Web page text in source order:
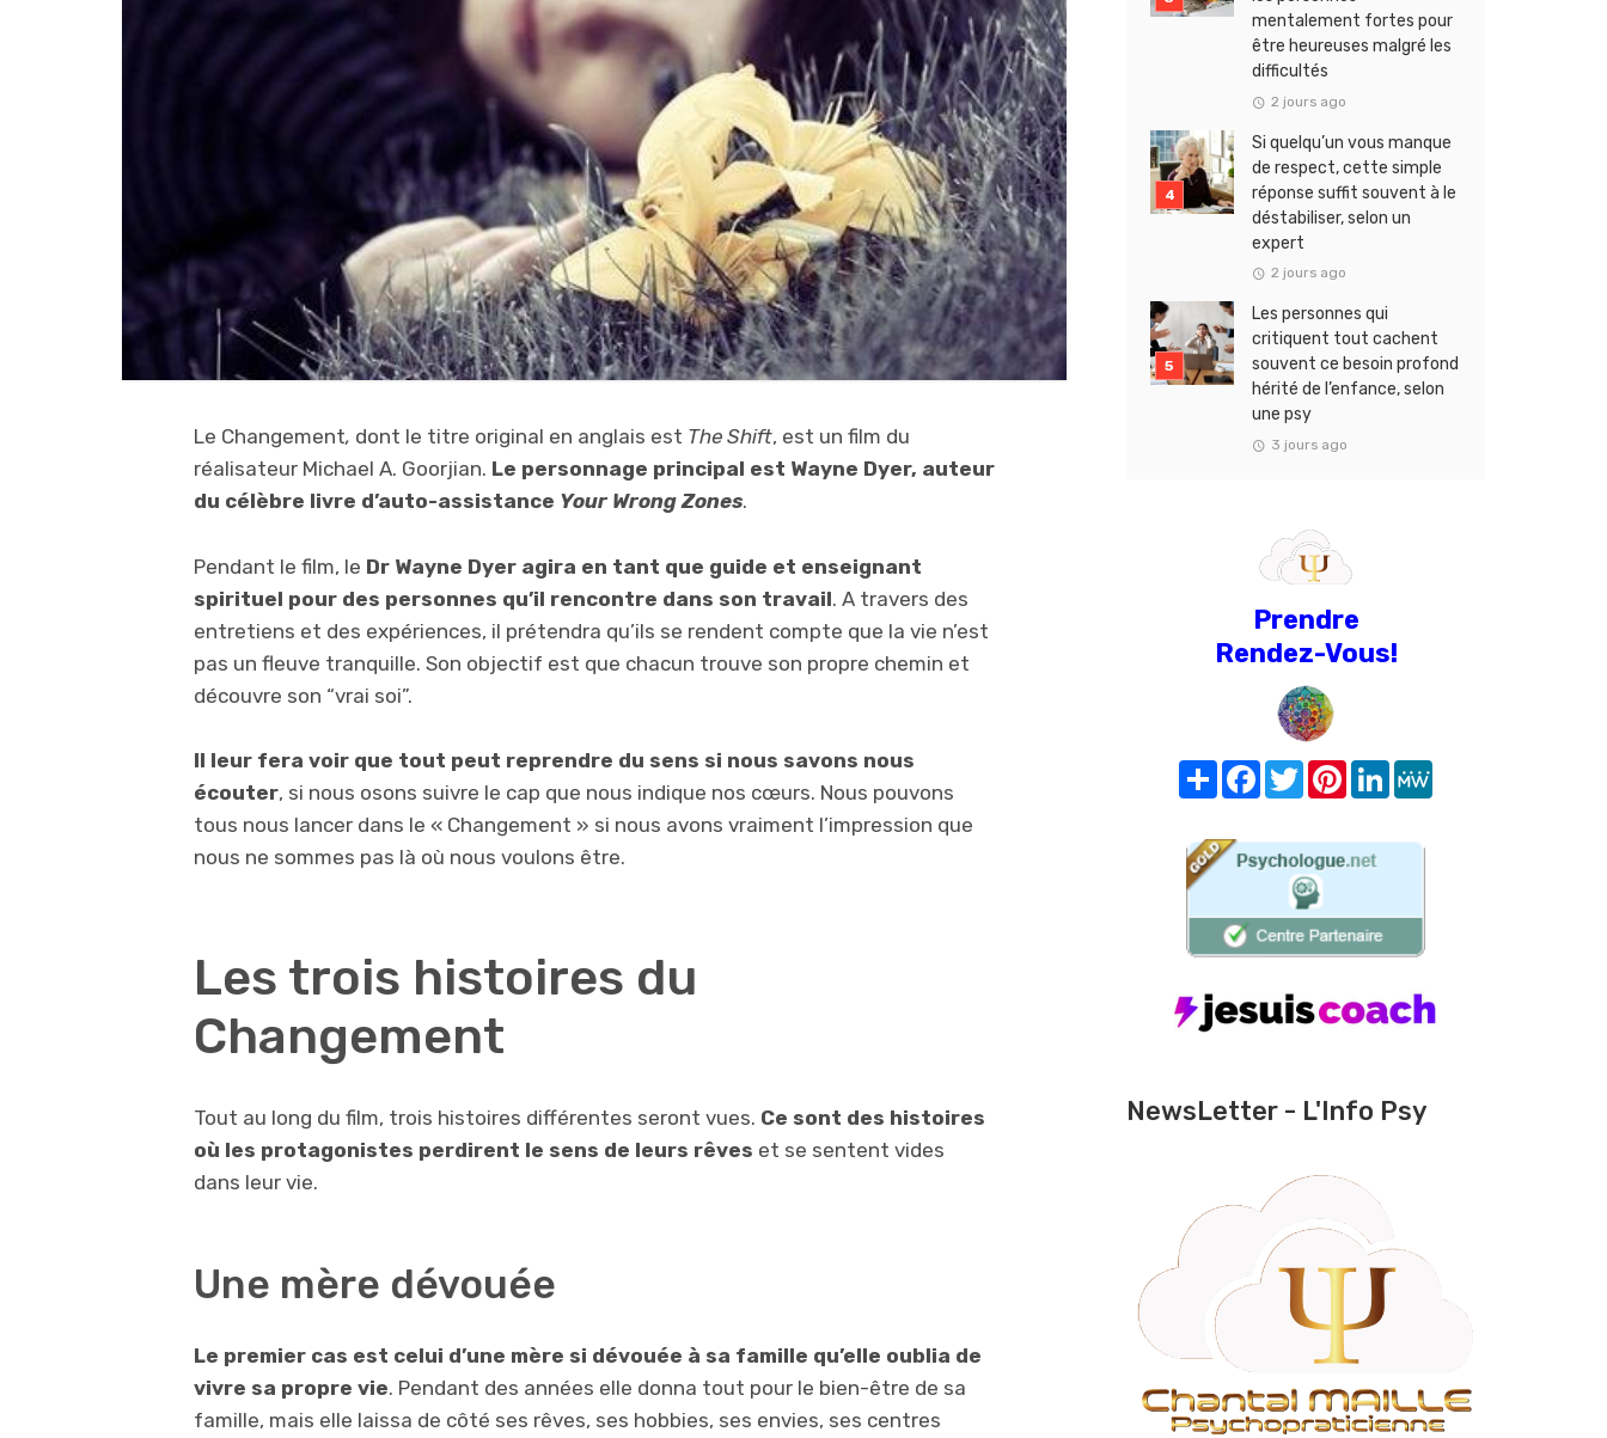
Le Changement, dont le titre original en anglais est The Shift, est un film du
réalisateur Michael A. Goorjian. Le personnage principal est Wayne Dyer, auteur
du célèbre livre d’auto-assistance Your Wrong Zones.
Pendant le film, le Dr Wayne Dyer agira en tant que guide et enseignant
spirituel pour des personnes qu’il rencontre dans son travail. A travers des
entretiens et des expériences, il prétendra qu’ils se rendent compte que la vie n’est
pas un fleuve tranquille. Son objectif est que chacun trouve son propre chemin et
découvre son “vrai soi”.
Il leur fera voir que tout peut reprendre du sens si nous savons nous
écouter, si nous osons suivre le cap que nous indique nos cœurs. Nous pouvons
tous nous lancer dans le « Changement » si nous avons vraiment l’impression que
nous ne sommes pas là où nous voulons être.
Les trois histoires du
Changement
Tout au long du film, trois histoires différentes seront vues. Ce sont des histoires
où les protagonistes perdirent le sens de leurs rêves et se sentent vides
dans leur vie.
Une mère dévouée
Le premier cas est celui d’une mère si dévouée à sa famille qu’elle oublia de
vivre sa propre vie. Pendant des années elle donna tout pour le bien-être de sa
famille, mais elle laissa de côté ses rêves, ses hobbies, ses envies, ses centres
mentalement fortes pour
être heureuses malgré les
difficultés
2 jours ago
Si quelqu’un vous manque
de respect, cette simple
réponse suffit souvent à le
déstabiliser, selon un
expert
2 jours ago
Les personnes qui
critiquent tout cachent
souvent ce besoin profond
hérité de l’enfance, selon
une psy
3 jours ago
Prendre
Rendez-Vous!
Share FacebookTwitterPinterest
LinkedIn
NewsLetter - L'Info Psy